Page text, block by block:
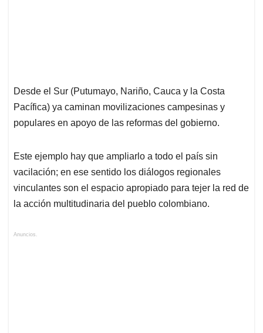
Desde el Sur (Putumayo, Nariño, Cauca y la Costa
Pacífica) ya caminan movilizaciones campesinas y
populares en apoyo de las reformas del gobierno.
Este ejemplo hay que ampliarlo a todo el país sin
vacilación; en ese sentido los diálogos regionales
vinculantes son el espacio apropiado para tejer la red de
la acción multitudinaria del pueblo colombiano.
Anuncios.